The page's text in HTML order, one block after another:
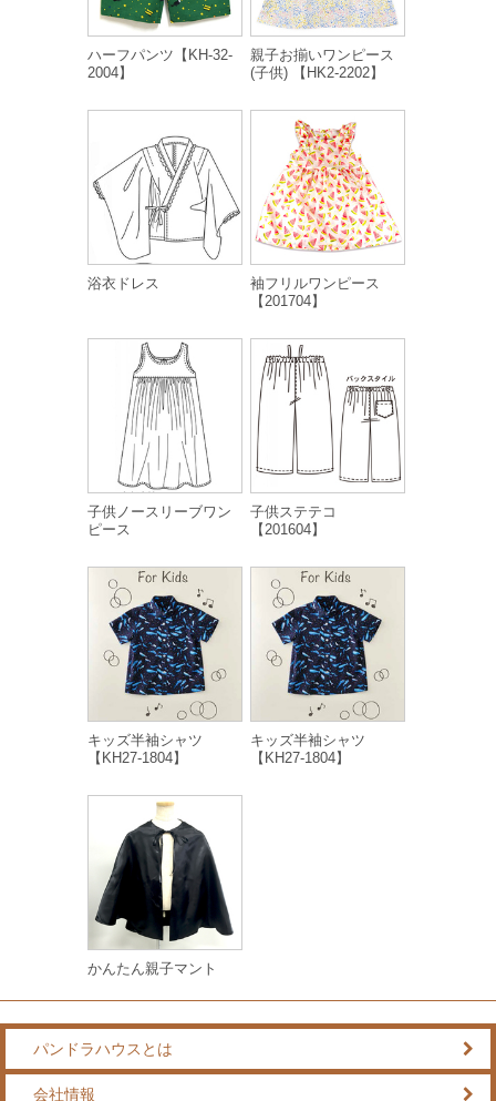
ハーフパンツ【KH-32-
2004】
親子お揃いワンピース
(子供) 【HK2-2202】
浴衣ドレス
袖フリルワンピース
【201704】
子供ノースリーブワン
ピース
子供ステテコ
【201604】
キッズ半袖シャツ
【KH27-1804】
キッズ半袖シャツ
【KH27-1804】
かんたん親子マント
パンドラハウスとは
会社情報